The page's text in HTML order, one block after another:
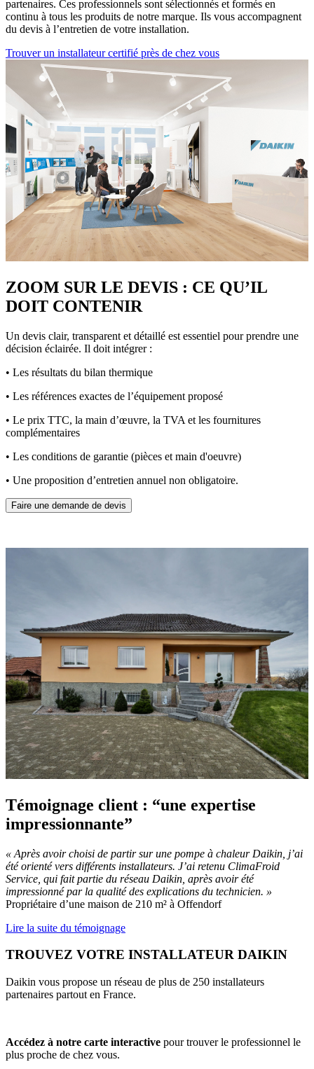
partenaires. Ces professionnels sont sélectionnés et formés en
continu à tous les produits de notre marque. Ils vous accompagnent
du devis à l’entretien de votre installation.
Trouver un installateur certifié près de chez vous
ZOOM SUR LE DEVIS : CE QU’IL
DOIT CONTENIR
Un devis clair, transparent et détaillé est essentiel pour prendre une
décision éclairée. Il doit intégrer :
• Les résultats du bilan thermique
• Les références exactes de l’équipement proposé
• Le prix TTC, la main d’œuvre, la TVA et les fournitures
complémentaires
• Les conditions de garantie (pièces et main d'oeuvre)
• Une proposition d’entretien annuel non obligatoire.
Faire une demande de devis
Témoignage client : “une expertise
impressionnante”
« Après avoir choisi de partir sur une pompe à chaleur Daikin, j’ai
été orienté vers différents installateurs. J’ai retenu ClimaFroid
Service, qui fait partie du réseau Daikin, après avoir été
impressionné par la qualité des explications du technicien. »
Propriétaire d’une maison de 210 m² à Offendorf
Lire la suite du témoignage
TROUVEZ VOTRE INSTALLATEUR DAIKIN
Daikin vous propose un réseau de plus de 250 installateurs
partenaires partout en France.
Accédez à notre carte interactive pour trouver le professionnel le
plus proche de chez vous.